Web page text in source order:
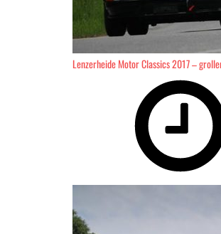
Lenzerheide Motor Classics 2017 –